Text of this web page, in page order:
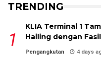
TRENDING
KLIA Terminal 1
Hailing dengan
Pengangkutan 4 days